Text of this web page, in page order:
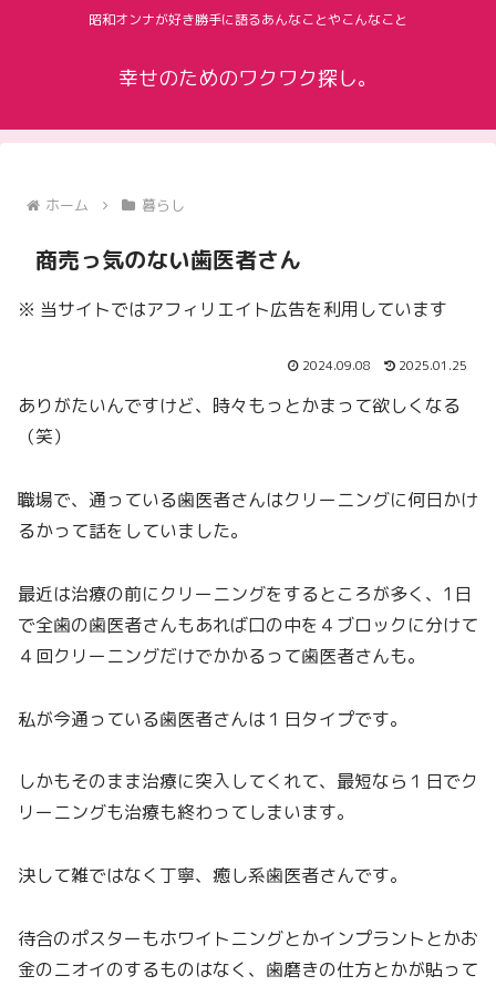
昭和オンナが好き勝手に語るあんなことやこんなこと
幸せのためのワクワク探し。
ホーム 暮らし
商売っ気のない歯医者さん
※ 当サイトではアフィリエイト広告を利用しています
2024.09.08 2025.01.25
ありがたいんですけど、時々もっとかまって欲しくなる
（笑）
職場で、通っている歯医者さんはクリーニングに何日かけ
るかって話をしていました。
最近は治療の前にクリーニングをするところが多く、1日
で全歯の歯医者さんもあれば口の中を４ブロックに分けて
４回クリーニングだけでかかるって歯医者さんも。
私が今通っている歯医者さんは１日タイプです。
しかもそのまま治療に突入してくれて、最短なら１日でク
リーニングも治療も終わってしまいます。
決して雑ではなく丁寧、癒し系歯医者さんです。
待合のポスターもホワイトニングとかインプラントとかお
金のニオイのするものはなく、歯磨きの仕方とかが貼って